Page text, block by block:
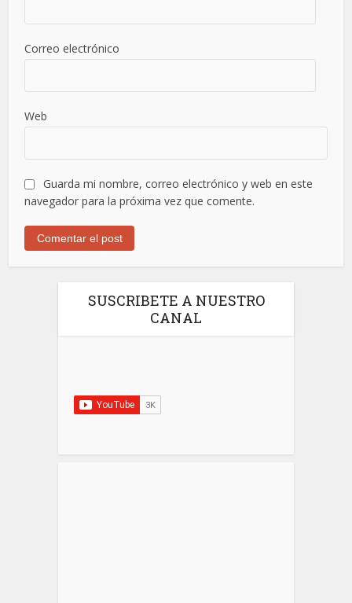
Correo electrónico
Web
Guarda mi nombre, correo electrónico y web en este
navegador para la próxima vez que comente.
SUSCRIBETE A NUESTRO
CANAL